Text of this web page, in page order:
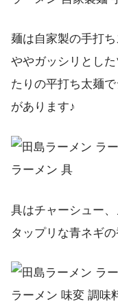
麺は自家製の手打
ややガッシリとし
たりの平打ち太麺
があります♪
具はチャーシュー、
タップリな青ネギ